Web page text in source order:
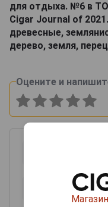
для отдыха. №6 в
Cigar Journal of
древесные,
дерево, земля,
Оцените и